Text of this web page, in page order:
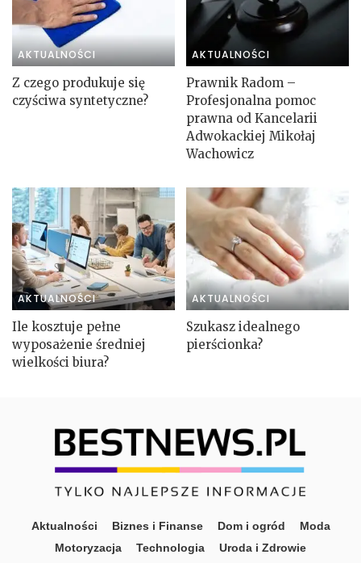
AKTUALNOŚCI
Z czego produkuje się
czyściwa syntetyczne?
AKTUALNOŚCI
Prawnik Radom –
Profesjonalna pomoc
prawna od Kancelarii
Adwokackiej Mikołaj
Wachowicz
AKTUALNOŚCI
Ile kosztuje pełne
wyposażenie średniej
wielkości biura?
AKTUALNOŚCI
Szukasz idealnego
pierścionka?
Aktualności Biznes i Finanse Dom i ogród
Moda
Motoryzacja
Technologia Uroda i Zdrowie